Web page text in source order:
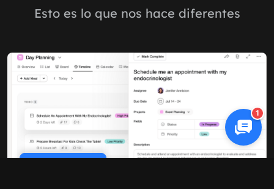
Esto es lo que nos hace diferentes
1